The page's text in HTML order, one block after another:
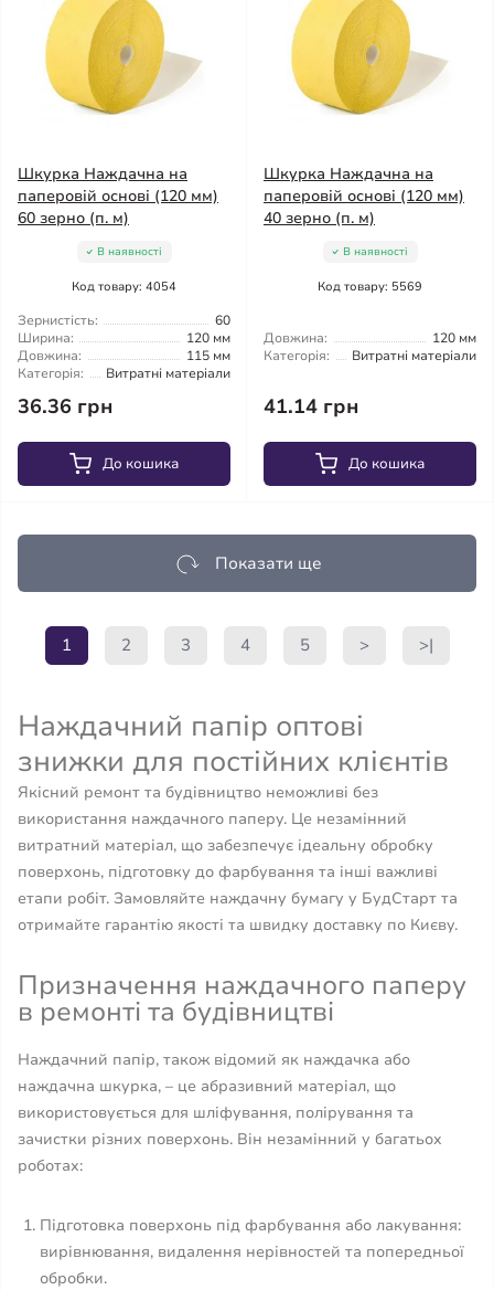
Шкурка Наждачна на
паперовій основі (120 мм)
60 зерно (п. м)
В наявності
Код товару: 4054
Зернистість:
60
Ширина:
120 мм
Довжина:
115 мм
Категорія:
Витратні матеріали
36.36 грн
До кошика
Шкурка Наждачна на
паперовій основі (120 мм)
40 зерно (п. м)
В наявності
Код товару: 5569
Довжина:
120 мм
Категорія:
Витратні матеріали
41.14 грн
До кошика
Показати ще
1 2 3 4 5 > >|
Наждачний папір оптові
знижки для постійних клієнтів
Якісний ремонт та будівництво неможливі без
використання наждачного паперу. Це незамінний
витратний матеріал, що забезпечує ідеальну обробку
поверхонь, підготовку до фарбування та інші важливі
етапи робіт. Замовляйте наждачну бумагу у БудСтарт та
отримайте гарантію якості та швидку доставку по Києву.
Призначення наждачного паперу
в ремонті та будівництві
Наждачний папір, також відомий як наждачка або
наждачна шкурка, – це абразивний матеріал, що
використовується для шліфування, полірування та
зачистки різних поверхонь. Він незамінний у багатьох
роботах:
Підготовка поверхонь під фарбування або лакування:
вирівнювання, видалення нерівностей та попередньої
обробки.